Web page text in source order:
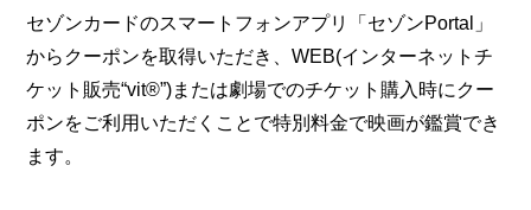
セゾンカードのスマートフォンアプリ「セゾンPortal」
からクーポンを取得いただき、WEB(インターネットチ
ケット販売“vit®”)または劇場でのチケット購入時にクー
ポンをご利用いただくことで特別料金で映画が鑑賞でき
ます。